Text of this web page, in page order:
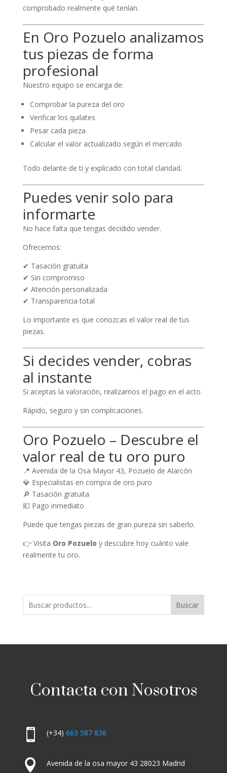
comprobado realmente qué tenían.
En Oro Pozuelo analizamos
tus piezas de forma
profesional
Nuestro equipo se encarga de:
Comprobar la pureza del oro
Verificar los quilates
Pesar cada pieza
Calcular el valor actualizado según el mercado
Todo delante de ti y explicado con total claridad.
Puedes venir solo para
informarte
No hace falta que tengas decidido vender.
Ofrecemos:
✔ Tasación gratuita
✔ Sin compromiso
✔ Atención personalizada
✔ Transparencia total
Lo importante es que conozcas el valor real de tus
piezas.
Si decides vender, cobras
al instante
Si aceptas la valoración, realizamos el pago en el acto.
Rápido, seguro y sin complicaciones.
Oro Pozuelo – Descubre el
valor real de tu oro puro
📍 Avenida de la Osa Mayor 43, Pozuelo de Alarcón
💎 Especialistas en compra de oro puro
🔎 Tasación gratuita
💶 Pago inmediato
Puede que tengas piezas de gran pureza sin saberlo.
👉 Visita Oro Pozuelo y descubre hoy cuánto vale
realmente tu oro.
Buscar
Contacta con Nosotros
 (+34) 663 587 836
 Avenida de la osa mayor 43 28023 Madrid